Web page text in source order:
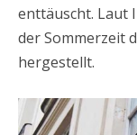
enttäuscht. Laut
der Sommerzeit
hergestellt.